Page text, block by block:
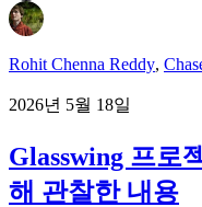
Rohit Chenna Reddy,
2026년 5월 18일
Glasswing 프로
해 관찰한 내용